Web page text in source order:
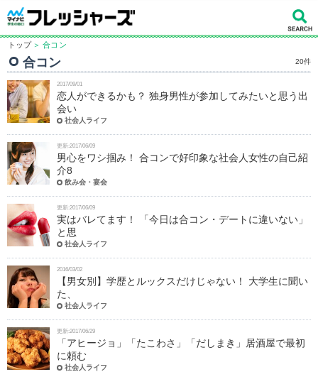
トップ ＞ 合コン
合コン 20件
2017/09/01
恋人ができるかも？ 独身男性が参加してみたいと思う出
会い
社会人ライフ
更新:2017/06/09
男心をワシ掴み！ 合コンで好印象な社会人女性の自己紹
介8
飲み会・宴会
更新:2017/06/09
実はバレてます！ 「今日は合コン・デートに違いない」
と思
社会人ライフ
2016/03/02
【男女別】学歴とルックスだけじゃない！ 大学生に聞い
た、
社会人ライフ
更新:2017/06/29
「アヒージョ」「たこわさ」「だしまき」居酒屋で最初
に頼む
社会人ライフ